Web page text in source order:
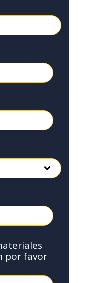
por favor